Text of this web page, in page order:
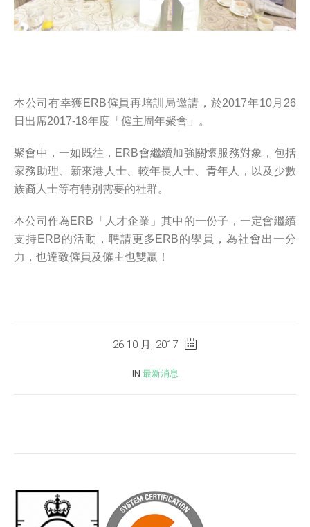
本公司有幸獲ERB僱員再培訓局邀請，於2017年10月26
日出席2017-18年度「僱主周年聚會」。
聚會中，一如既往，ERB會繼續加強關懷服務對象，包括
家務助理、新來港人士、較年長人士、青年人，以及少數
族裔人士等有特別需要的社群。
本公司作為ERB「人才企業」其中的一份子，一定會繼續
支持ERB的活動，聘請更多ERB的學員，為社會出一分
力，也達致僱員及僱主也雙贏！
26 10 月, 2017
IN 最新消息